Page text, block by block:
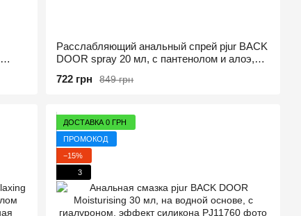
Расслабляющий анальный спрей pjur BACK
DOOR spray 20 мл, с пантенолом и алоэ,
849 грн
722 грн
ДОСТАВКА 0 ГРН
ПРОМОКОД
−15%
3